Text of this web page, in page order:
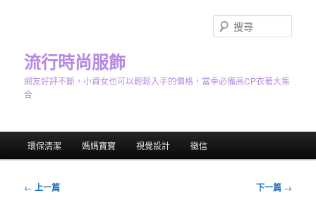
流行時尚服飾
網友好評不斷，小資女也可以輕鬆入手的價格，當季必備高CP衣著大集
合
尋
環保清潔 媽媽寶寶 視覺設計 徵信
文
← 上一篇 下一篇 →